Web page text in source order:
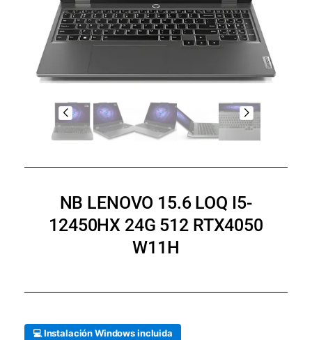
NB LENOVO 15.6 LOQ I5-
12450HX 24G 512 RTX4050
W11H
💻 Instalación Windows incluida